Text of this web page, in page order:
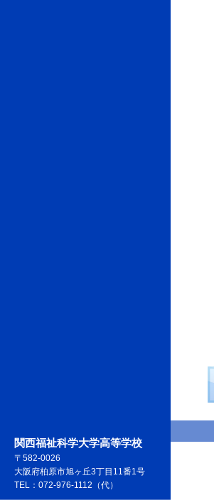
関西福祉科学大学高等学校
〒582-0026
大阪府柏原市旭ヶ丘3丁目11番1号
TEL：072-976-1112（代）